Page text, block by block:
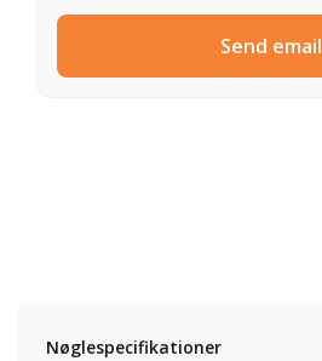
Send email
Nøglespecifikationer